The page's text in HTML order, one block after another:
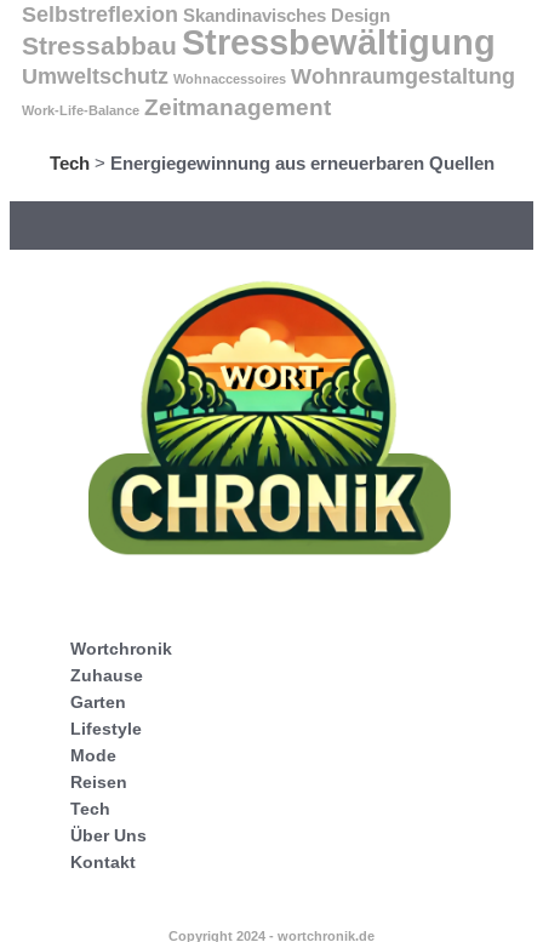
Selbstreflexion Skandinavisches Design
Stressabbau Stressbewältigung
Umweltschutz Wohnaccessoires Wohnraumgestaltung
Work-Life-Balance Zeitmanagement
Tech> Energiegewinnung aus erneuerbaren Quellen
Wortchronik
Zuhause
Garten
Lifestyle
Mode
Reisen
Tech
Über Uns
Kontakt
Copyright 2024 - wortchronik.de